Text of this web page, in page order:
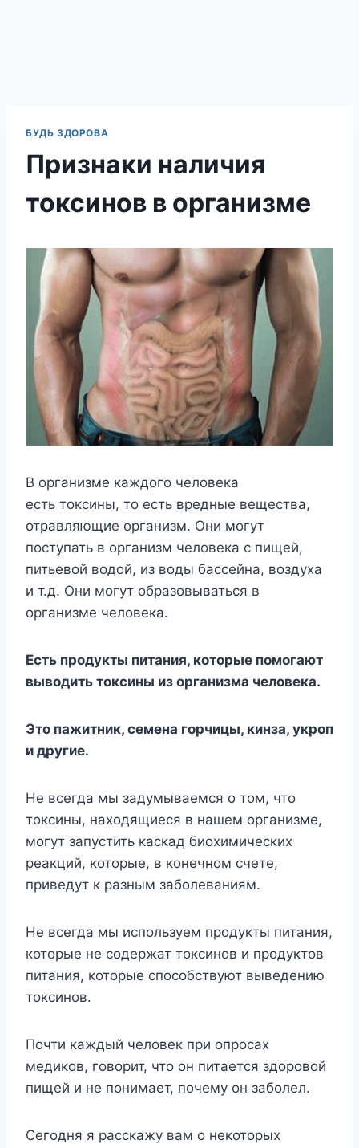
БУДЬ ЗДОРОВА
Признаки наличия
токсинов в организме
В организме каждого человека
есть токсины, то есть вредные вещества,
отравляющие организм. Они могут
поступать в организм человека с пищей,
питьевой водой, из воды бассейна, воздуха
и т.д. Они могут образовываться в
организме человека.
Есть продукты питания, которые помогают
выводить токсины из организма человека.
Это пажитник, семена горчицы, кинза, укроп
и другие.
Не всегда мы задумываемся о том, что
токсины, находящиеся в нашем организме,
могут запустить каскад биохимических
реакций, которые, в конечном счете,
приведут к разным заболеваниям.
Не всегда мы используем продукты питания,
которые не содержат токсинов и продуктов
питания, которые способствуют выведению
токсинов.
Почти каждый человек при опросах
медиков, говорит, что он питается здоровой
пищей и не понимает, почему он заболел.
Сегодня я расскажу вам о некоторых